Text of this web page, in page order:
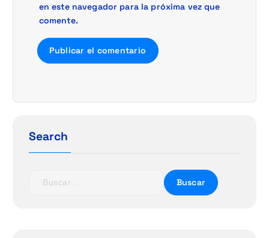
en este navegador para la próxima vez que
comente.
Search